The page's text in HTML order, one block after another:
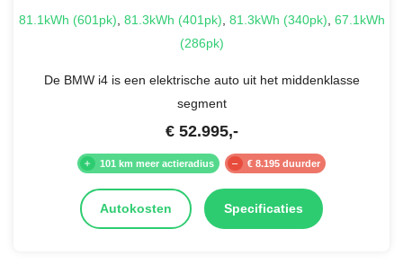
81.1kWh (601pk), 81.3kWh (401pk), 81.3kWh (340pk), 67.1kWh
(286pk)
De BMW i4 is een elektrische auto uit het middenklasse
segment
€ 52.995,-
101 km meer actieradius € 8.195 duurder
Autokosten Specificaties